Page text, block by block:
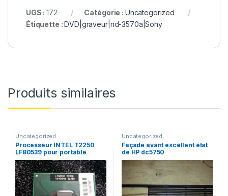
UGS :172 Catégorie : Uncategorized
Étiquette :DVD|graveur|nd-3570a|Sony
Produits similaires
Uncategorized
Processeur INTEL T2250
LF80539 pour portable
Uncategorized
Façade avant excellent état
de HP dc5750